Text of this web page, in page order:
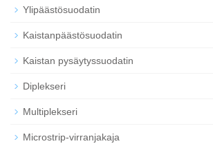
Ylipäästösuodatin
Kaistanpäästösuodatin
Kaistan pysäytyssuodatin
Diplekseri
Multiplekseri
Microstrip-virranjakaja